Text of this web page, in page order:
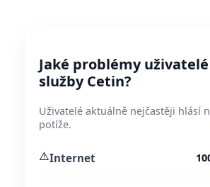
Jaké problémy
služby Cetin?
Uživatelé aktuálně nejčastěji hlásí
potíže.
⚠️Internet